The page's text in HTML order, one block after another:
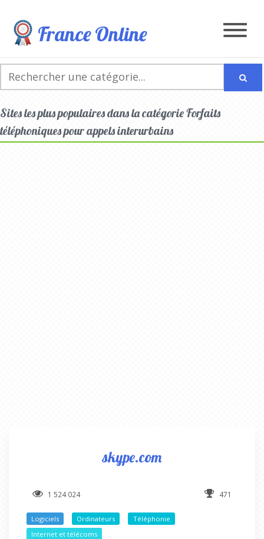
France Online
Sites les plus populaires dans la catégorie Forfaits
téléphoniques pour appels interurbains
skype.com
1 524 024 471
Logiciels Ordinateurs
Téléphonie
Internet et télécoms